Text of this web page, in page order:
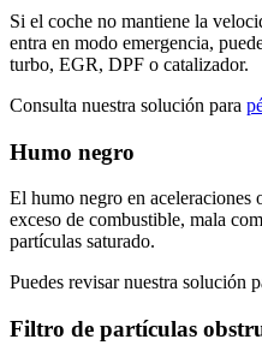
Si el coche no mantiene la
entra en modo emergencia,
turbo, EGR, DPF o catalizador.
Consulta nuestra solución para
Humo negro
El humo negro en aceleraciones
exceso de combustible, mala
partículas saturado.
Puedes revisar nuestra solución
Filtro de partículas